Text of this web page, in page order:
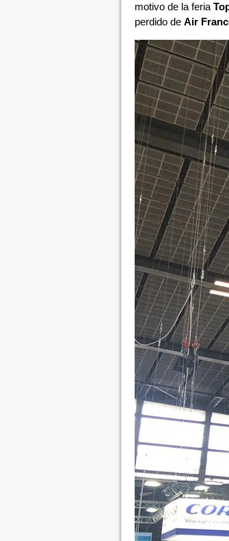
motivo de la feria
perdido de Air